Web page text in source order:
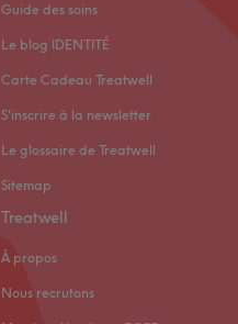
Guide des soins
Le blog IDENTITÉ
Carte Cadeau Treatwell
S'inscrire à la newsletter
Le glossaire de Treatwell
Sitemap
Treatwell
À propos
Nous recrutons